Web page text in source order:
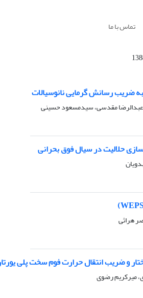
تماس با ما
ضریب رسانش گرمایی نانوسیالات
عبدالرضا مقدسی، سیدمسعود حسینی
حلالیت در سیال فوق بحرانی
هراثی
و ضریب انتقال حرارت فوم سخت پلی
میرکریم رضوی